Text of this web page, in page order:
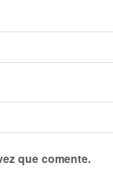
que comente.